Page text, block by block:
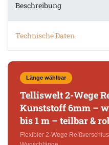
Beschreibung
Technische Daten
Länge wählbar
Telliswelt 2-Wege
Kunststoff 6mm –
bis 1 m – teilbar &
Flexibler 2-Wege